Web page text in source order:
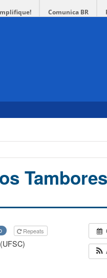
Comunica BR
Tambores
Repeats